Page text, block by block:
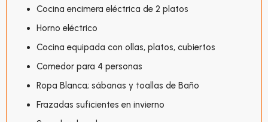
Cocina encimera eléctrica de 2 platos
Horno eléctrico
Cocina equipada con ollas, platos, cubiertos
Comedor para 4 personas
Ropa Blanca; sábanas y toallas de Baño
Frazadas suficientes en invierno